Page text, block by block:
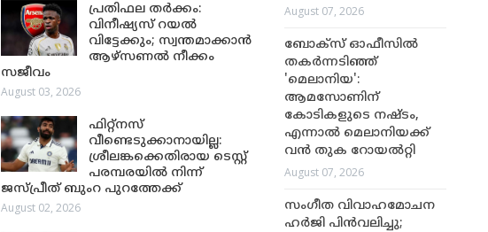
പ്രതിഫല തർക്കം:
വിനീഷ്യസ് റയൽ
വിട്ടേക്കും; സ്വന്തമാക്കാൻ
ആഴ്സണൽ നീക്കം
സജീവം
August 03, 2026
ഫിറ്റ്നസ്
വീണ്ടെടുക്കാനായില്ല:
ശ്രീലങ്കക്കെതിരായ ടെസ്റ്റ്
പരമ്പരയിൽ നിന്ന്
ജസ്പ്രീത് ബുംറ പുറത്തേക്ക്
August 02, 2026
August 07, 2026
ബോക്സ് ഓഫീസിൽ
തകർന്നടിഞ്ഞ്
'മെലാനിയ':
ആമസോണിന്
കോടികളുടെ നഷ്ടം,
എന്നാൽ മെലാനിയക്ക്
വൻ തുക റോയൽറ്റി
August 07, 2026
സംഗീത വിവാഹമോചന
ഹർജി പിൻവലിച്ചു;